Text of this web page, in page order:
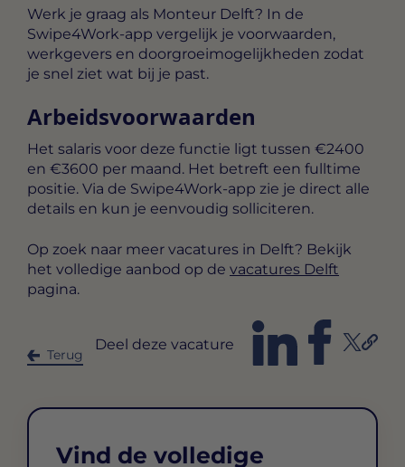
Werk je graag als Monteur Delft? In de
Swipe4Work-app vergelijk je voorwaarden,
werkgevers en doorgroeimogelijkheden zodat
je snel ziet wat bij je past.
Arbeidsvoorwaarden
Het salaris voor deze functie ligt tussen €2400
en €3600 per maand. Het betreft een fulltime
positie. Via de Swipe4Work-app zie je direct alle
details en kun je eenvoudig solliciteren.
Op zoek naar meer vacatures in Delft? Bekijk
het volledige aanbod op de vacatures Delft
pagina.
Terug
Deel deze vacature
Vind de volledige